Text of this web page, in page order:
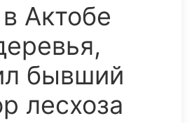
Актобе
бывший
лесхоза